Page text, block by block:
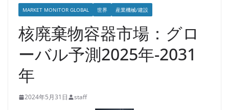
MARKET MONITOR GLOBAL 世界 産業機械/建設
核廃棄物容器市場：グロ
ーバル予測2025年-2031
年
2024年5月31日 staff